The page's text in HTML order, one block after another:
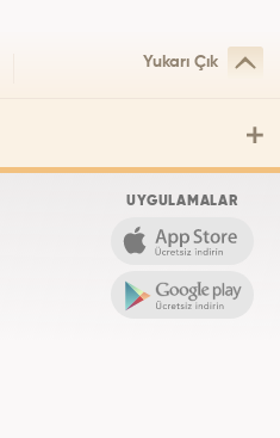
Yukarı Çık
UYGULAMALAR